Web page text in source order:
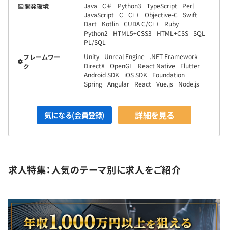
開発環境
Java C＃ Python3 TypeScript
Perl
JavaScript
C C++ Objective-C
Swift
Dart
Kotlin CUDA C/C++
Ruby
Python2
HTML5+CSS3 HTML+CSS SQL
PL/SQL
フレームワー
ク
Unity Unreal Engine
.NET Framework
DirectX OpenGL React Native
Flutter
Android SDK
iOS SDK
Foundation
Spring Angular React Vue.js Node.js
気になる(会員登録) 詳細を見る
求人特集：人気のテーマ別に求人をご紹介